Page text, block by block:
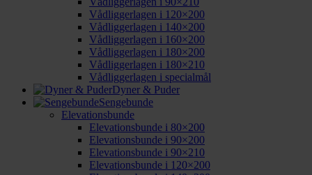
Vådliggerlagen i 120×200
Vådliggerlagen i 140×200
Vådliggerlagen i 160×200
Vådliggerlagen i 180×200
Vådliggerlagen i 180×210
Vådliggerlagen i specialmål
Dyner & Puder
Sengebunde
Elevationsbunde
Elevationsbunde i 80×200
Elevationsbunde i 90×200
Elevationsbunde i 90×210
Elevationsbunde i 120×200